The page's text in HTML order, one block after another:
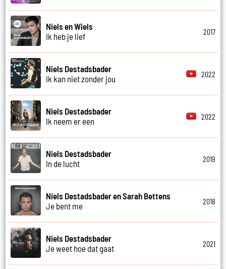
Niels en Wiels
Ik heb je lief
2017
Niels Destadsbader
Ik kan niet zonder jou
2022
Niels Destadsbader
Ik neem er een
2022
Niels Destadsbader
In de lucht
2019
Niels Destadsbader en Sarah Bettens
Je bent me
2018
Niels Destadsbader
Je weet hoe dat gaat
2021